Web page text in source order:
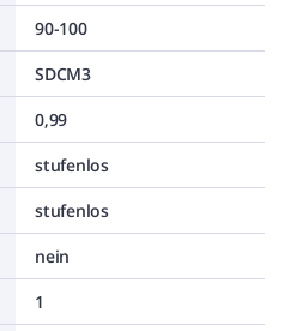
90-100
SDCM3
0,99
stufenlos
stufenlos
nein
1